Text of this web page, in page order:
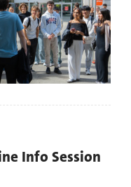
Info Session